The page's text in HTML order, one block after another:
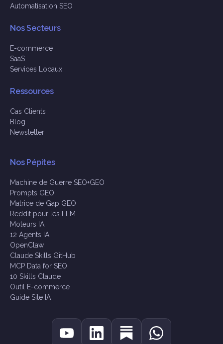
Automatisation SEO
Nos Secteurs
E-commerce
SaaS
Services Locaux
Ressources
Cas Clients
Blog
Newsletter
Nos Pépites
Machine de Guerre SEO+GEO
Prompts GEO
Matrice de Gap GEO
Reddit pour les LLM
Moteurs IA
12 Agents IA
OpenClaw
Claude Skills GitHub
MCP Data for SEO
10 Skills Claude
Outil E-commerce
Guide Site IA